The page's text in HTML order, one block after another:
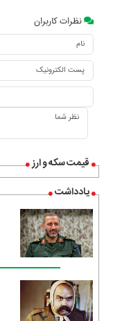
قیمت سکه و ارز
یادداشت
نظرات کاربران